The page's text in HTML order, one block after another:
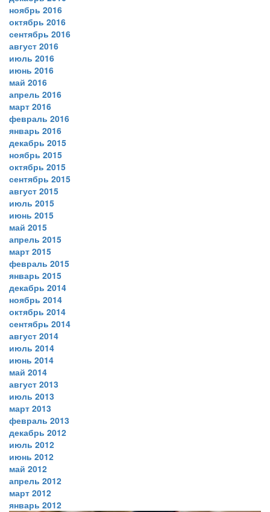
ноябрь 2016
октябрь 2016
сентябрь 2016
август 2016
июль 2016
июнь 2016
май 2016
апрель 2016
март 2016
февраль 2016
январь 2016
декабрь 2015
ноябрь 2015
октябрь 2015
сентябрь 2015
август 2015
июль 2015
июнь 2015
май 2015
апрель 2015
март 2015
февраль 2015
январь 2015
декабрь 2014
ноябрь 2014
октябрь 2014
сентябрь 2014
август 2014
июль 2014
июнь 2014
май 2014
август 2013
июль 2013
март 2013
февраль 2013
декабрь 2012
июль 2012
июнь 2012
май 2012
апрель 2012
март 2012
январь 2012